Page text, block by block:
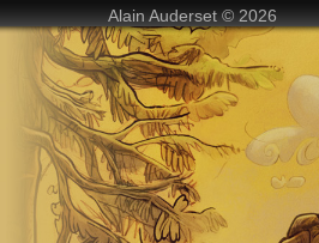
Alain Auderset © 2026